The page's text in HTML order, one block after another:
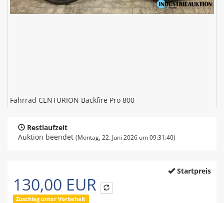
Fahrrad CENTURION Backfire Pro 800
Restlaufzeit
Auktion beendet (Montag, 22. Juni 2026 um 09:31:40)
Startpreis
130,00 EUR
Zuschlag unter Vorbehalt